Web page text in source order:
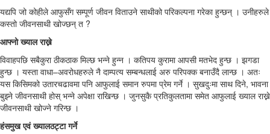
यद्यपि जो कोहीले आफुसँग सम्पूर्ण जीवन विताउने साथीको परिकल्पना गरेका हुन्छन् । उनीहरुले
कस्तो जीवनसाथी खोज्छन् त ?
आफ्नो ख्याल राख्ने
विवाहपछि सबैकुरा ठीकठाक मिल्छ भन्ने हुन्न । कतिपय कुरामा आपसी मतभेद हुन्छ । झगडा
हुन्छ । यस्ता वाधा–अवरोधहरुले नै दाम्पत्य सम्बन्धलाई अरु परिपक्क बनाउँदै लान्छ । अतः
यस किसिमको उतारचढावमा पनि आफुलाई समान रुपमा प्रेम गर्ने । सुखदुःमा साथ दिने, भावना
बुझ्ने जीवनसाथी होस् भन्ने अपेक्षा राखिन्छ । जुनसुकै प्रतिकुलतामा समेत आफुलाई ख्याल राख्ने
जीवनसाथी खोज्ने गरिन्छ ।
हंसमुख एवं ख्यालठट्टा गर्ने